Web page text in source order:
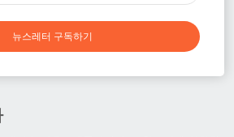
뉴스레터 구독하기